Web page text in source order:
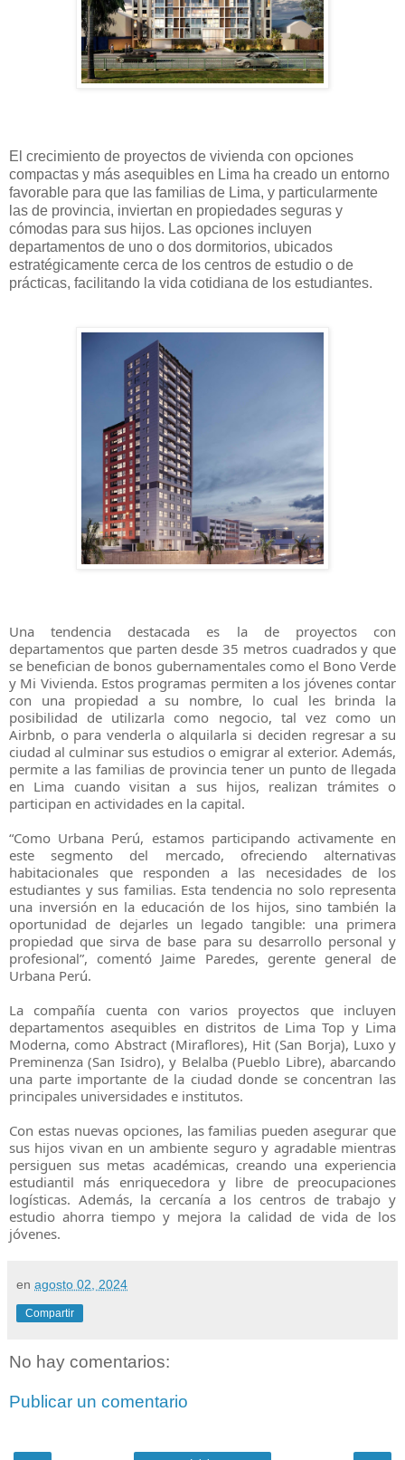
El crecimiento de proyectos de vivienda con opciones
compactas y más asequibles en Lima ha creado un entorno
favorable para que las familias de Lima, y particularmente
las de provincia, inviertan en propiedades seguras y
cómodas para sus hijos. Las opciones incluyen
departamentos de uno o dos dormitorios, ubicados
estratégicamente cerca de los centros de estudio o de
prácticas, facilitando la vida cotidiana de los estudiantes.
Una tendencia destacada es la de proyectos con
departamentos que parten desde 35 metros cuadrados y que
se benefician de bonos gubernamentales como el Bono Verde
y Mi Vivienda. Estos programas permiten a los jóvenes contar
con una propiedad a su nombre, lo cual les brinda la
posibilidad de utilizarla como negocio, tal vez como un
Airbnb, o para venderla o alquilarla si deciden regresar a su
ciudad al culminar sus estudios o emigrar al exterior. Además,
permite a las familias de provincia tener un punto de llegada
en Lima cuando visitan a sus hijos, realizan trámites o
participan en actividades en la capital.
“Como Urbana Perú, estamos participando activamente en
este segmento del mercado, ofreciendo alternativas
habitacionales que responden a las necesidades de los
estudiantes y sus familias. Esta tendencia no solo representa
una inversión en la educación de los hijos, sino también la
oportunidad de dejarles un legado tangible: una primera
propiedad que sirva de base para su desarrollo personal y
profesional”, comentó Jaime Paredes, gerente general de
Urbana Perú.
La compañía cuenta con varios proyectos que incluyen
departamentos asequibles en distritos de Lima Top y Lima
Moderna, como Abstract (Miraflores), Hit (San Borja), Luxo y
Preminenza (San Isidro), y Belalba (Pueblo Libre), abarcando
una parte importante de la ciudad donde se concentran las
principales universidades e institutos.
Con estas nuevas opciones, las familias pueden asegurar que
sus hijos vivan en un ambiente seguro y agradable mientras
persiguen sus metas académicas, creando una experiencia
estudiantil más enriquecedora y libre de preocupaciones
logísticas. Además, la cercanía a los centros de trabajo y
estudio ahorra tiempo y mejora la calidad de vida de los
jóvenes.
en agosto 02, 2024
Compartir
No hay comentarios:
Publicar un comentario